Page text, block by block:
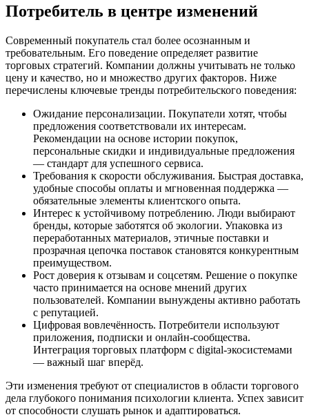
Потребитель в центре изменений
Современный покупатель стал более осознанным и
требовательным. Его поведение определяет развитие
торговых стратегий. Компании должны учитывать не только
цену и качество, но и множество других факторов. Ниже
перечислены ключевые тренды потребительского поведения:
Ожидание персонализации. Покупатели хотят, чтобы
предложения соответствовали их интересам.
Рекомендации на основе истории покупок,
персональные скидки и индивидуальные предложения
— стандарт для успешного сервиса.
Требования к скорости обслуживания. Быстрая доставка,
удобные способы оплаты и мгновенная поддержка —
обязательные элементы клиентского опыта.
Интерес к устойчивому потреблению. Люди выбирают
бренды, которые заботятся об экологии. Упаковка из
переработанных материалов, этичные поставки и
прозрачная цепочка поставок становятся конкурентным
преимуществом.
Рост доверия к отзывам и соцсетям. Решение о покупке
часто принимается на основе мнений других
пользователей. Компании вынуждены активно работать
с репутацией.
Цифровая вовлечённость. Потребители используют
приложения, подписки и онлайн-сообщества.
Интеграция торговых платформ с digital-экосистемами
— важный шаг вперёд.
Эти изменения требуют от специалистов в области торгового
дела глубокого понимания психологии клиента. Успех зависит
от способности слушать рынок и адаптироваться.